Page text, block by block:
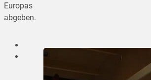
Europas
abgeben.